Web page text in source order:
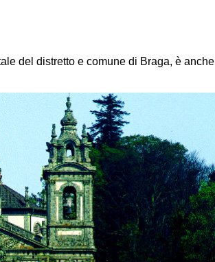
del distretto e comune di Braga, è anche